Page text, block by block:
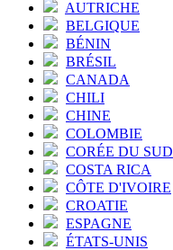
AUTRICHE
BELGIQUE
BÉNIN
BRÉSIL
CANADA
CHILI
CHINE
COLOMBIE
CORÉE DU SUD
COSTA RICA
CÔTE D'IVOIRE
CROATIE
ESPAGNE
ÉTATS-UNIS